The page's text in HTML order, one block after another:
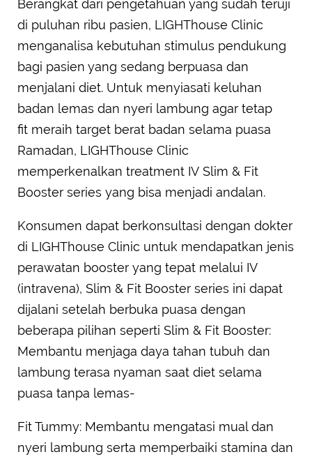
Berangkat dari pengetahuan yang sudah teruji
di puluhan ribu pasien, LIGHThouse Clinic
menganalisa kebutuhan stimulus pendukung
bagi pasien yang sedang berpuasa dan
menjalani diet. Untuk menyiasati keluhan
badan lemas dan nyeri lambung agar tetap
fit meraih target berat badan selama puasa
Ramadan, LIGHThouse Clinic
memperkenalkan treatment IV Slim & Fit
Booster series yang bisa menjadi andalan.
Konsumen dapat berkonsultasi dengan dokter
di LIGHThouse Clinic untuk mendapatkan jenis
perawatan booster yang tepat melalui IV
(intravena), Slim & Fit Booster series ini dapat
dijalani setelah berbuka puasa dengan
beberapa pilihan seperti Slim & Fit Booster:
Membantu menjaga daya tahan tubuh dan
lambung terasa nyaman saat diet selama
puasa tanpa lemas-
Fit Tummy: Membantu mengatasi mual dan
nyeri lambung serta memperbaiki stamina dan